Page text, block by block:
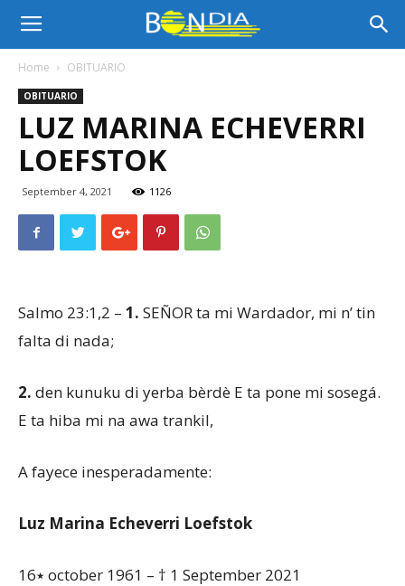
Bon
Dia
Noticia
Aruba
Home OBITUARIO
OBITUARIO
LUZ MARINA ECHEVERRI
LOEFSTOK
September 4, 2021 1126
Salmo 23:1,2 – 1. SEÑOR ta mi Wardador, mi n’ tin
falta di nada;
2. den kunuku di yerba bèrdè E ta pone mi sosegá.
E ta hiba mi na awa trankil,
A fayece inesperadamente:
Luz Marina Echeverri Loefstok
٭16 october 1961 – † 1 September 2021